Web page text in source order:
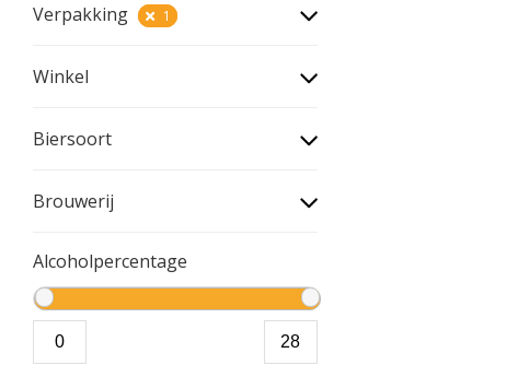
Verpakking 1
Winkel
Biersoort
Brouwerij
Alcoholpercentage